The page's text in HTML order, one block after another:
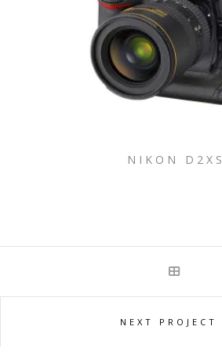
NIKON D2XS
NEXT PROJECT